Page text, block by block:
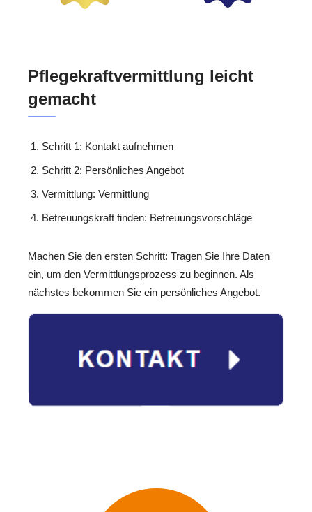
Pflegekraftvermittlung leicht
gemacht
Schritt 1: Kontakt aufnehmen
Schritt 2: Persönliches Angebot
Vermittlung: Vermittlung
Betreuungskraft finden: Betreuungsvorschläge
Machen Sie den ersten Schritt: Tragen Sie Ihre Daten
ein, um den Vermittlungsprozess zu beginnen. Als
nächstes bekommen Sie ein persönliches Angebot.